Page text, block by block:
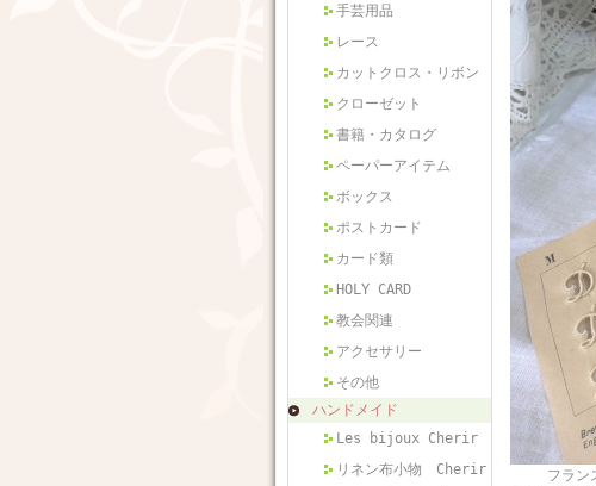
手芸用品
レース
カットクロス・リボン
クローゼット
書籍・カタログ
ペーパーアイテム
ボックス
ポストカード
カード類
HOLY CARD
教会関連
アクセサリー
その他
ハンドメイド
Les bijoux Cherir
リネン布小物 Cherir
フランス